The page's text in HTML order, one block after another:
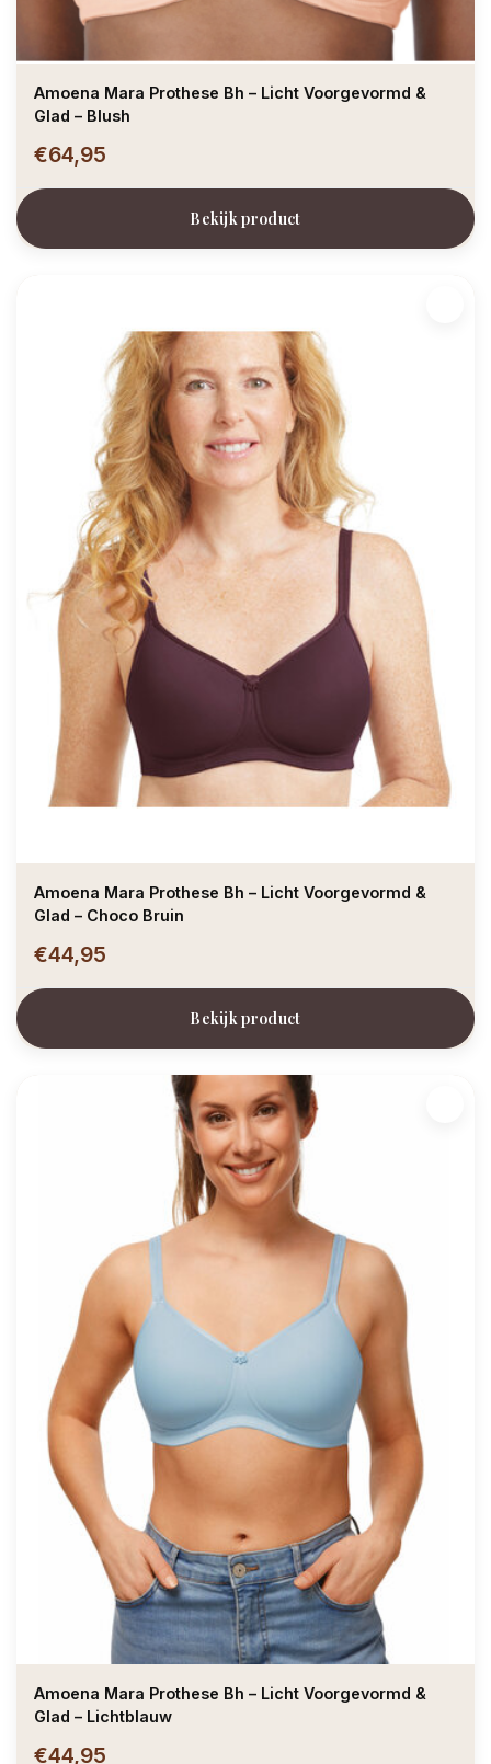
Amoena Mara Prothese Bh – Licht Voorgevormd &
Glad – Blush
€64,95
Bekijk product
Amoena Mara Prothese Bh – Licht Voorgevormd &
Glad – Choco Bruin
€44,95
Bekijk product
Amoena Mara Prothese Bh – Licht Voorgevormd &
Glad – Lichtblauw
€44,95